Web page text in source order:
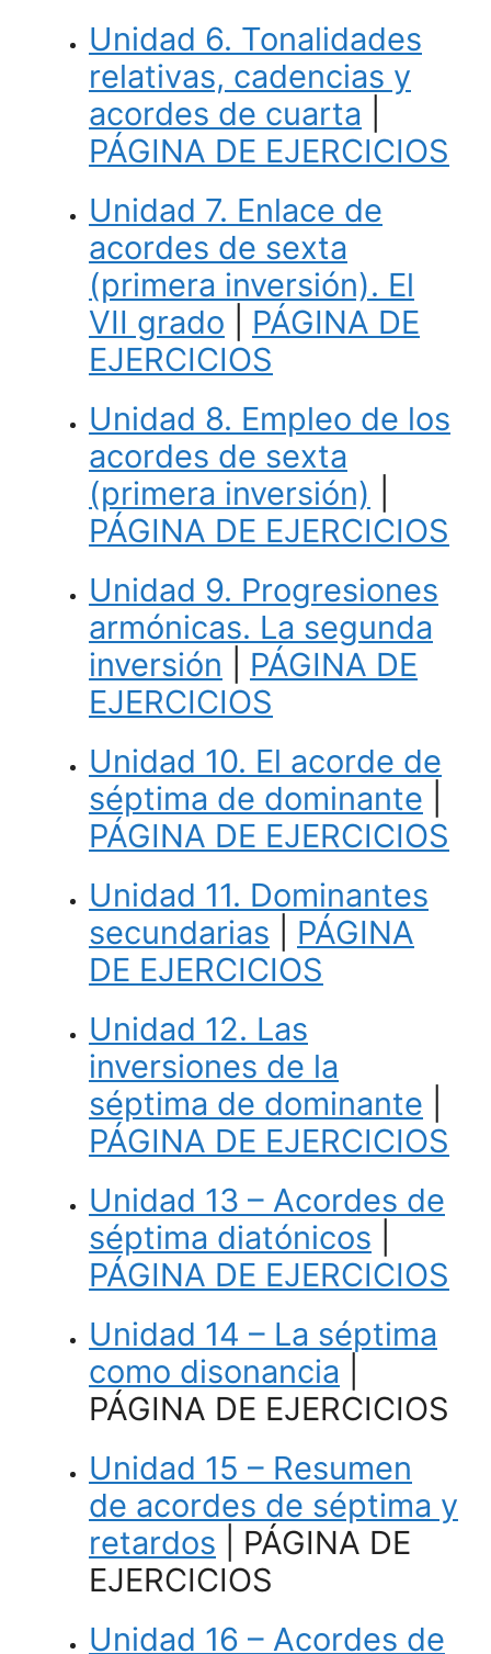
Unidad 6. Tonalidades
relativas, cadencias y
acordes de cuarta
PÁGINA DE EJERCICIOS
Unidad 7. Enlace de
acordes de sexta
(primera inversión). El
VII grado
PÁGINA DE
EJERCICIOS
Unidad 8. Empleo de los
acordes de sexta
(primera inversión)
PÁGINA DE EJERCICIOS
Unidad 9. Progresiones
armónicas. La segunda
inversión
PÁGINA DE
EJERCICIOS
Unidad 10. El acorde de
séptima de dominante
PÁGINA DE EJERCICIOS
Unidad 11. Dominantes
secundarias
PÁGINA
DE EJERCICIOS
Unidad 12. Las
inversiones de la
séptima de dominante
PÁGINA DE EJERCICIOS
Unidad 13 – Acordes de
séptima diatónicos
PÁGINA DE EJERCICIOS
Unidad 14 – La séptima
como disonancia
PÁGINA DE EJERCICIOS
Unidad 15 – Resumen
de acordes de séptima y
retardos | PÁGINA DE
EJERCICIOS
Unidad 16 – Acordes de